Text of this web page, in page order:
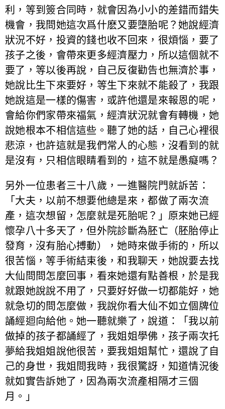
利，等到簽合同時，就會因為小小的差錯而錯失
機會，我問她這次爲什麽又要墮胎呢？她說經濟
狀況不好，投資的錢也收不回來，很煩惱，要了
孩子之後，會帶來更多經濟壓力，所以這個就不
要了，等以後再說，自己反復勸告也無濟於事，
她說比生下來要好，等生下來就不能殺了，我跟
她說這是一樣的傷害，或許他還是來報恩的呢，
會給你們家帶來福氣，經濟狀況就會有轉機，她
說她根本不相信這些。聽了她的話，自己心裡很
悲涼，也許這就是我們常人的心態，沒看到的就
是沒有，只相信眼睛看到的，這不就是愚癡嗎？
另外一位患者三十八歲，一進醫院門就訴苦：
「大夫，以前不想要他總是來，都做了兩次流
產，這次想留，怎麼就是死胎呢？」原來她已經
懷孕八十多天了，但外院診斷為胚亡（胚胎停止
發育，沒有胎心搏動），她時來做手術的，所以
很苦惱，等手術結束後，和我聊天，她說要去找
大仙問問怎麼回事，看來她還有點善根，於是我
就跟她說說不用了，只要好好做一切都能好，她
就急切的問怎麼做，我說你看大仙不如立個牌位
誦經迴向給他。她一聽就樂了，說道：「我以前
做掉的孩子都誦經了，我姐姐學佛，孩子兩次托
夢給我姐姐說他很苦，要我姐姐幫忙，還說了自
己的身世，我姐問我時，我很驚訝，知道情況後
就如實告訴她了，因為兩次流產相隔才三個
月。」